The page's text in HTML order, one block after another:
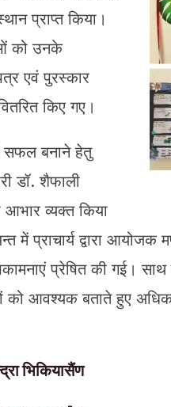
प्राप्त किया।
को उनके
एवं पुरस्कार
वितरित किए गए।
सफल बनाने हेतु
डॉ. शैफाली
आभार व्यक्त किया
में प्राचार्य द्वारा
प्रेषित की गई।
को आवश्यक बताते हुए
भिकियासैंण